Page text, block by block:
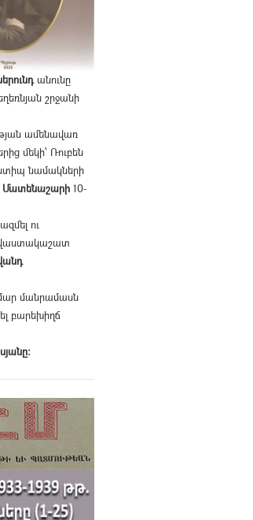
անունը
շրջանի
ամենավառ
մեկի՝ Ռուբեն
նամակների
Մատենաշարի 10-
ու
մանրամասն
բարեխիղճ